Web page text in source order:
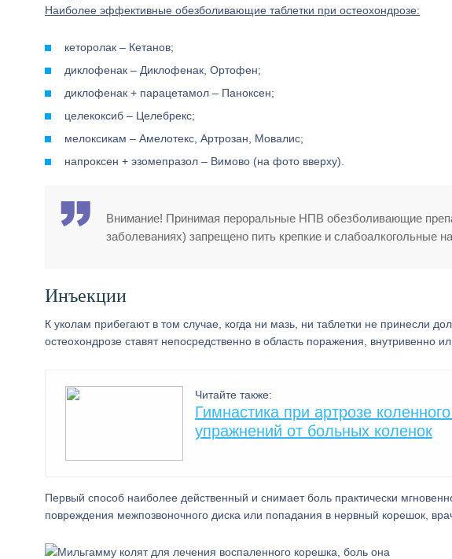
Наиболее эффективные обезболивающие таблетки при остеохондрозе:
кеторолак – Кетанов;
диклофенак – Диклофенак, Ортофен;
диклофенак + парацетамол – Паноксен;
целекоксиб – Целебрекс;
мелоксикам – Амелотекс, Артрозан, Мовалис;
напроксен + эзомепразол – Вимово (на фото вверху).
Внимание! Принимая пероральные НПВ обезболивающие
заболеваниях) запрещено пить крепкие и слабоалкогольные
Инъекции
К уколам прибегают в том случае, когда ни мазь, ни таблетки не принесли
остеохондрозе ставят непосредственно в область поражения, внутривенно
Читайте также:
Гимнастика при артрозе
упражнений от больных коленок
Первый способ наиболее действенный и снимает боль практически
повреждения межпозвоночного диска или попадания в нервный корешок,